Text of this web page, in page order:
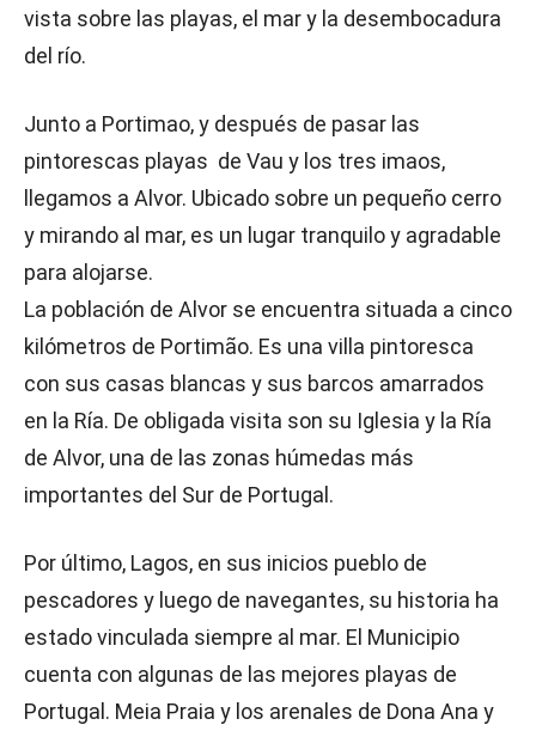
vista sobre las playas, el mar y la desembocadura
del río.
Junto a Portimao, y después de pasar las
pintorescas playas de Vau y los tres imaos,
llegamos a Alvor. Ubicado sobre un pequeño cerro
y mirando al mar, es un lugar tranquilo y agradable
para alojarse.
La población de Alvor se encuentra situada a cinco
kilómetros de Portimão. Es una villa pintoresca
con sus casas blancas y sus barcos amarrados
en la Ría. De obligada visita son su Iglesia y la Ría
de Alvor, una de las zonas húmedas más
importantes del Sur de Portugal.
Por último, Lagos, en sus inicios pueblo de
pescadores y luego de navegantes, su historia ha
estado vinculada siempre al mar. El Municipio
cuenta con algunas de las mejores playas de
Portugal. Meia Praia y los arenales de Dona Ana y